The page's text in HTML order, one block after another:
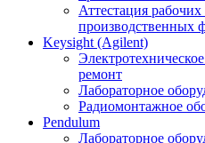
Аттестация
производственных
Keysight (Agilent)
ремонт
Лабораторное
Радиомонтажное
Pendulum
Лабораторное